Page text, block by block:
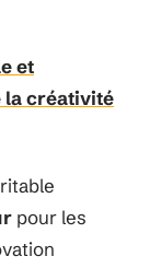
et
la créativité
pour les